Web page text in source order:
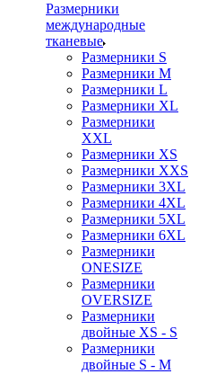
Размерники
международные
тканевые
Размерники S
Размерники M
Размерники L
Размерники XL
Размерники
XXL
Размерники XS
Размерники XXS
Размерники 3XL
Размерники 4XL
Размерники 5XL
Размерники 6XL
Размерники
ONESIZE
Размерники
OVERSIZE
Размерники
двойные XS - S
Размерники
двойные S - M